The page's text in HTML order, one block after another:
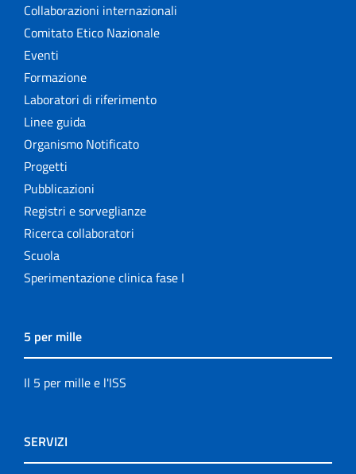
Collaborazioni internazionali
Comitato Etico Nazionale
Eventi
Formazione
Laboratori di riferimento
Linee guida
Organismo Notificato
Progetti
Pubblicazioni
Registri e sorveglianze
Ricerca collaboratori
Scuola
Sperimentazione clinica fase I
5 per mille
Il 5 per mille e l'ISS
SERVIZI